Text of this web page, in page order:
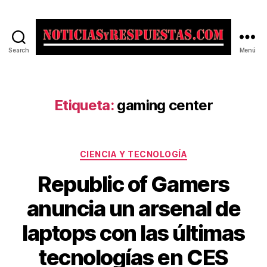
Search Menú
Etiqueta: gaming center
Categorías
CIENCIA Y TECNOLOGÍA
Republic of Gamers
anuncia un arsenal de
laptops con las últimas
tecnologías en CES